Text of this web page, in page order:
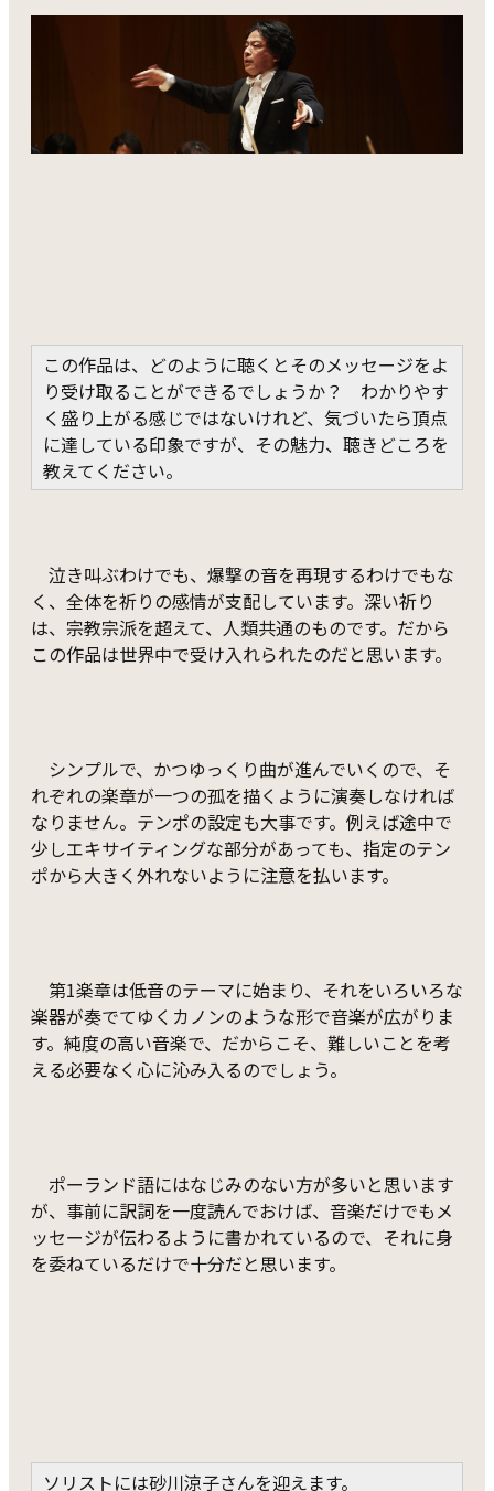
この作品は、どのように聴くとそのメッセージをよ
り受け取ることができるでしょうか？ わかりやす
く盛り上がる感じではないけれど、気づいたら頂点
に達している印象ですが、その魅力、聴きどころを
教えてください。
泣き叫ぶわけでも、爆撃の音を再現するわけでもな
く、全体を祈りの感情が支配しています。深い祈り
は、宗教宗派を超えて、人類共通のものです。だから
この作品は世界中で受け入れられたのだと思います。
シンプルで、かつゆっくり曲が進んでいくので、そ
れぞれの楽章が一つの孤を描くように演奏しなければ
なりません。テンポの設定も大事です。例えば途中で
少しエキサイティングな部分があっても、指定のテン
ポから大きく外れないように注意を払います。
第1楽章は低音のテーマに始まり、それをいろいろな
楽器が奏でてゆくカノンのような形で音楽が広がりま
す。純度の高い音楽で、だからこそ、難しいことを考
える必要なく心に沁み入るのでしょう。
ポーランド語にはなじみのない方が多いと思います
が、事前に訳詞を一度読んでおけば、音楽だけでもメ
ッセージが伝わるように書かれているので、それに身
を委ねているだけで十分だと思います。
ソリストには砂川涼子さんを迎えます。